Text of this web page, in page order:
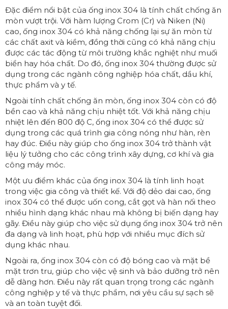
Đặc điểm nổi bật của ống inox 304 là tính chất chống ăn
mòn vượt trội. Với hàm lượng Crom (Cr) và Niken (Ni)
cao, ống inox 304 có khả năng chống lại sự ăn mòn từ
các chất axit và kiềm, đồng thời cũng có khả năng chịu
được các tác động từ môi trường khắc nghiệt như muối
biển hay hóa chất. Do đó, ống inox 304 thường được sử
dụng trong các ngành công nghiệp hóa chất, dầu khí,
thực phẩm và y tế.
Ngoài tính chất chống ăn mòn, ống inox 304 còn có độ
bền cao và khả năng chịu nhiệt tốt. Với khả năng chịu
nhiệt lên đến 800 độ C, ống inox 304 có thể được sử
dụng trong các quá trình gia công nóng như hàn, rèn
hay đúc. Điều này giúp cho ống inox 304 trở thành vật
liệu lý tưởng cho các công trình xây dựng, cơ khí và gia
công máy móc.
Một ưu điểm khác của ống inox 304 là tính linh hoạt
trong việc gia công và thiết kế. Với độ dẻo dai cao, ống
inox 304 có thể được uốn cong, cắt gọt và hàn nối theo
nhiều hình dạng khác nhau mà không bị biến dạng hay
gãy. Điều này giúp cho việc sử dụng ống inox 304 trở nên
đa dạng và linh hoạt, phù hợp với nhiều mục đích sử
dụng khác nhau.
Ngoài ra, ống inox 304 còn có độ bóng cao và mặt bề
mặt trơn tru, giúp cho việc vệ sinh và bảo dưỡng trở nên
dễ dàng hơn. Điều này rất quan trọng trong các ngành
công nghiệp y tế và thực phẩm, nơi yêu cầu sự sạch sẽ
và an toàn tuyệt đối.